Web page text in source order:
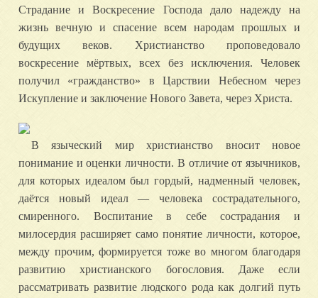
Страдание и Воскресение Господа дало надежду на
жизнь вечную и спасение всем народам прошлых и
будущих веков. Христианство проповедовало
воскресение мёртвых, всех без исключения. Человек
получил «гражданство» в Царствии Небесном через
Искупление и заключение Нового Завета, через Христа.
В языческий мир христианство вносит новое
понимание и оценки личности. В отличие от язычников,
для которых идеалом был гордый, надменный человек,
даётся новый идеал — человека сострадательного,
смиренного. Воспитание в себе сострадания и
милосердия расширяет само понятие личности, которое,
между прочим, формируется тоже во многом благодаря
развитию христианского богословия. Даже если
рассматривать развитие людского рода как долгий путь